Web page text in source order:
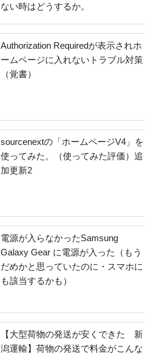
ない時はどうするか。
Authorization Requiredが表示されホ
ームページに入れないトラブル対策
（覚書）
sourcenextの「ホームページV4」を
使ってみた。（使ってみた評価）追
加更新2
電源が入らなかったSamsung
Galaxy Gear に電源が入った（もう
だめかと思っていたのに・スマホに
も該当するかも）
【大型荷物の発送が安くできた 新
潟運輸】荷物の発送で料金がこんな